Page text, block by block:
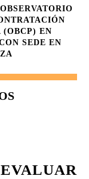
(OBCP) EN
SEDE EN